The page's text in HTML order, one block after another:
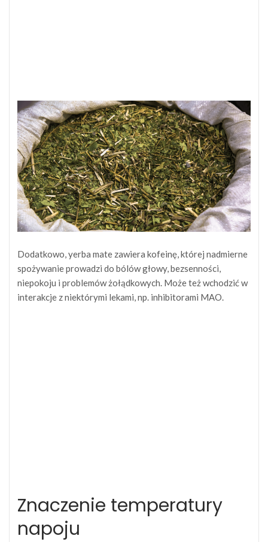
Dodatkowo, yerba mate zawiera kofeinę, której nadmierne
spożywanie prowadzi do bólów głowy, bezsenności,
niepokoju i problemów żołądkowych. Może też wchodzić w
interakcje z niektórymi lekami, np. inhibitorami MAO.
Znaczenie temperatury
napoju